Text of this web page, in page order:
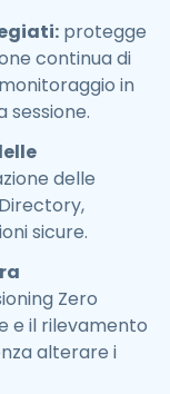
protegge
continua di
in
sessione.
delle
sicure.
Zero
e il rilevamento
alterare i